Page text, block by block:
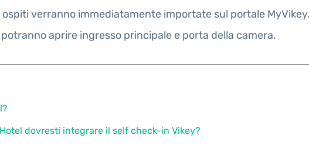
verranno immediatamente importate sul portale
aprire ingresso principale e porta della camera.
dovresti integrare il self check-in Vikey?